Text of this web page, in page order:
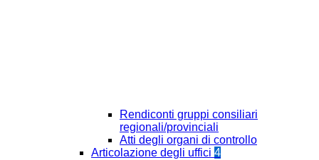
Rendiconti gruppi consiliari
regionali/provinciali
Atti degli organi di controllo
Articolazione degli uffici 4